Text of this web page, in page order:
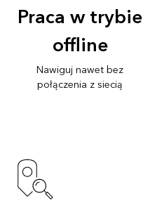
Praca w trybie
offline
Nawiguj nawet bez
połączenia z siecią